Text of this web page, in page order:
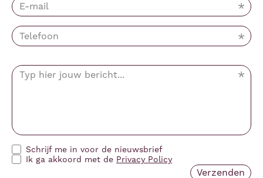
Schrijf me in voor de nieuwsbrief
Ik ga akkoord met de Privacy Policy